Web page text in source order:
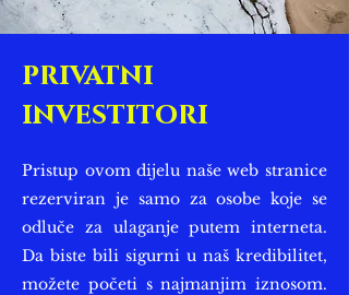
privatni
investitori
Pristup ovom dijelu naše web stranice
rezerviran je samo za osobe koje se
odluče za ulaganje putem interneta.
Da biste bili sigurni u naš kredibilitet,
možete početi s najmanjim iznosom.